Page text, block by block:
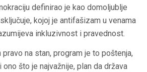
definirao je kao domoljublje
kojoj je antifašizam u venama
inkluzivnost i pravednost.
pravo na stan, program je to poštenja,
što je najvažnije, plan da država